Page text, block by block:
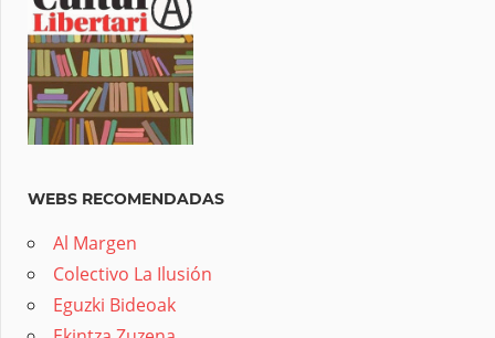
WEBS RECOMENDADAS
Al Margen
Colectivo La Ilusión
Eguzki Bideoak